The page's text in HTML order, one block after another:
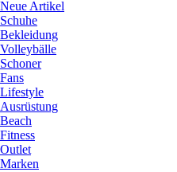
Neue Artikel
Schuhe
Bekleidung
Volleybälle
Schoner
Fans
Lifestyle
Ausrüstung
Beach
Fitness
Outlet
Marken